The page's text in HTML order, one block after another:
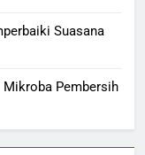
Suasana
Mikroba Pembersih